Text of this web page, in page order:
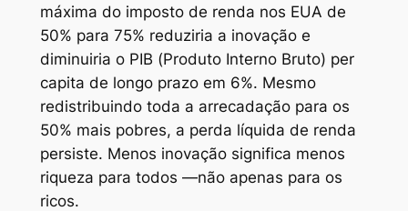
máxima do imposto de renda nos EUA de
50% para 75% reduziria a inovação e
diminuiria o PIB (Produto Interno Bruto) per
capita de longo prazo em 6%. Mesmo
redistribuindo toda a arrecadação para os
50% mais pobres, a perda líquida de renda
persiste. Menos inovação significa menos
riqueza para todos —não apenas para os
ricos.